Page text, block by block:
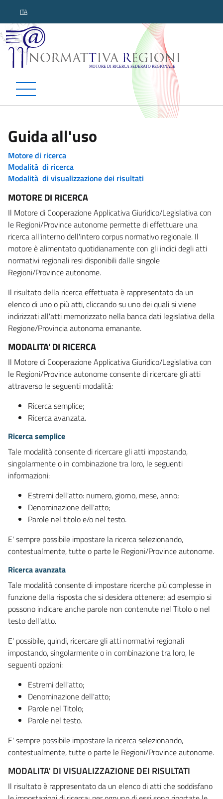
ITA
Normattiva Regioni -
Guida all'uso
Motore di ricerca
Modalità di ricerca
Modalità di visualizzazione dei risultati
MOTORE DI RICERCA
Il Motore di Cooperazione Applicativa Giuridico/Legislativa con
le Regioni/Province autonome permette di effettuare una
ricerca all'interno dell'intero corpus normativo regionale. Il
motore è alimentato quotidianamente con gli indici degli atti
normativi regionali resi disponibili dalle singole
Regioni/Province autonome.
Il risultato della ricerca effettuata è rappresentato da un
elenco di uno o più atti, cliccando su uno dei quali si viene
indirizzati all'atti memorizzato nella banca dati legislativa della
Regione/Provincia autonoma emanante.
MODALITA' DI RICERCA
Il Motore di Cooperazione Applicativa Giuridico/Legislativa con
le Regioni/Province autonome consente di ricercare gli atti
attraverso le seguenti modalità:
Ricerca semplice;
Ricerca avanzata.
Ricerca semplice
Tale modalità consente di ricercare gli atti impostando,
singolarmente o in combinazione tra loro, le seguenti
informazioni:
Estremi dell'atto: numero, giorno, mese, anno;
Denominazione dell'atto;
Parole nel titolo e/o nel testo.
E' sempre possibile impostare la ricerca selezionando,
contestualmente, tutte o parte le Regioni/Province autonome.
Ricerca avanzata
Tale modalità consente di impostare ricerche più complesse in
funzione della risposta che si desidera ottenere; ad esempio si
possono indicare anche parole non contenute nel Titolo o nel
testo dell'atto.
E' possibile, quindi, ricercare gli atti normativi regionali
impostando, singolarmente o in combinazione tra loro, le
seguenti opzioni:
Estremi dell'atto;
Denominazione dell'atto;
Parole nel Titolo;
Parole nel testo.
E' sempre possibile impostare la ricerca selezionando,
contestualmente, tutte o parte le Regioni/Province autonome.
MODALITA' DI VISUALIZZAZIONE DEI RISULTATI
Il risultato è rappresentato da un elenco di atti che soddisfano